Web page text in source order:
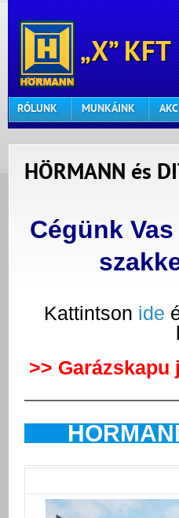
„X” KFT
RÓLUNK MUNKÁINK
HÖRMANN és
Cégünk
Kattintson ide
>>